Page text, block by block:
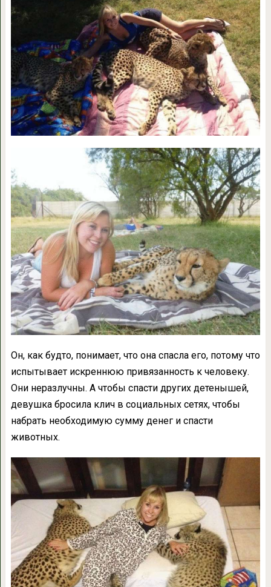
Он, как будто, понимает, что она спасла его, потому что
испытывает искреннюю привязанность к человеку.
Они неразлучны. А чтобы спасти других детенышей,
девушка бросила клич в социальных сетях, чтобы
набрать необходимую сумму денег и спасти
животных.